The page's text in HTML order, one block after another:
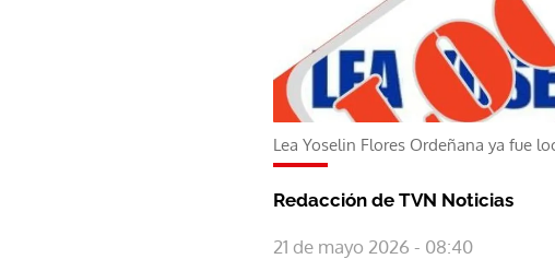
Lea Yoselin Flores Ordeñana ya fue
Redacción de TVN Noticias
21 de mayo 2026 - 08:40